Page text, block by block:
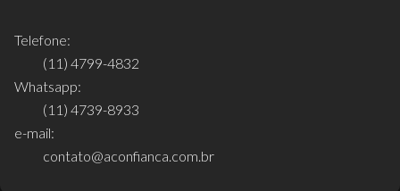
Telefone:
(11) 4799-4832
Whatsapp:
(11) 4739-8933
e-mail:
contato@aconfianca.com.br